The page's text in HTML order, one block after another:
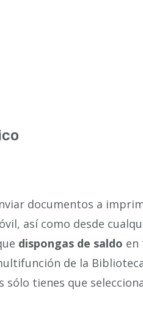
documentos a
así como desde
dispongas de saldo en
de la
tienes que